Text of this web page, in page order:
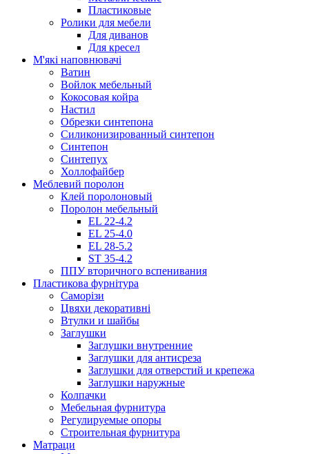
Пластиковые
Ролики для мебели
Для диванов
Для кресел
М'які наповнювачі
Ватин
Войлок мебельный
Кокосовая койра
Настил
Обрезки синтепона
Силиконизированный синтепон
Синтепон
Синтепух
Холлофайбер
Меблевий поролон
Клей поролоновый
Поролон мебельный
EL 22-4.2
EL 25-4.0
EL 28-5.2
ST 35-4.2
ППУ вторичного вспенивания
Пластикова фурнітура
Саморізи
Цвяхи декоративні
Втулки и шайбы
Заглушки
Заглушки внутренние
Заглушки для антисреза
Заглушки для отверстий и крепежа
Заглушки наружные
Колпачки
Мебельная фурнитура
Регулируемые опоры
Строительная фурнитура
Матраци